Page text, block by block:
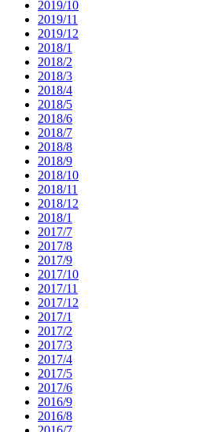
2019/10
2019/11
2019/12
2018/1
2018/2
2018/3
2018/4
2018/5
2018/6
2018/7
2018/8
2018/9
2018/10
2018/11
2018/12
2018/1
2017/7
2017/8
2017/9
2017/10
2017/11
2017/12
2017/1
2017/2
2017/3
2017/4
2017/5
2017/6
2016/9
2016/8